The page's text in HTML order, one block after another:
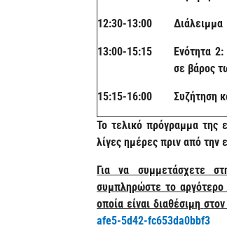
12:30-13:00 Διάλειμμα
13:00-15:15
Ενότητα
σε βάρος
15:15-16:00 Συζήτηση
Το τελικό πρόγραμμα της
λίγες ημέρες πριν από
Για να συμμετάσχετε
συμπληρώστε το
οποία είναι διαθέσιμη
afe5-5d42-fc653da0bbf3